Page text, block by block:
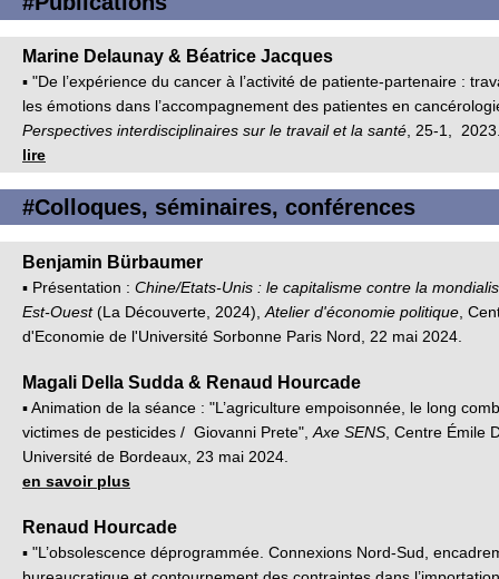
Marine Delaunay & Béatrice Jacques
▪ "De l’expérience du cancer à l’activité de patiente-partenaire :
les émotions dans l’accompagnement des patientes en
Perspectives interdisciplinaires sur le travail et la santé , 25-1,
lire
#Colloques, séminaires, conférences
Benjamin Bürbaumer
▪ Présentation : Chine/Etats-Unis : le capitalisme contre la
Est-Ouest(La Découverte, 2024), Atelier d'économie politique ,
d'Economie de l'Université Sorbonne Paris Nord, 22 mai 2024.
Magali Della Sudda & Renaud Hourcade
▪ Animation de la séance : "L’agriculture empoisonnée, le long
victimes de pesticides / Giovanni Prete", Axe SENS , Centre Émile
Université de Bordeaux, 23 mai 2024.
en savoir plus
Renaud Hourcade
▪ "L’obsolescence déprogrammée. Connexions Nord-Sud,